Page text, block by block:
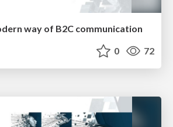
way of B2C communication
0 72